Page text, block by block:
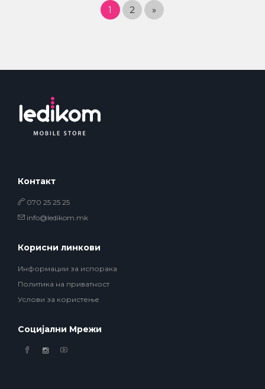
1 2 »
Контакт
070 25 25 25
info@ledikom.mk
Корисни линкови
Информации за испорака
Политика на приватност
Услови за користење
Социјални Мрежи